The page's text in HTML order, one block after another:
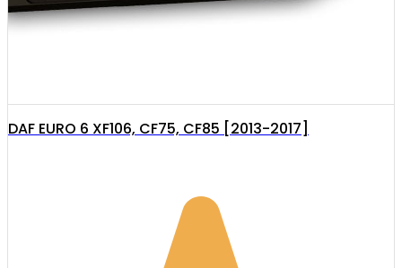
DAF EURO 6 XF106, CF75, CF85 [2013-2017]